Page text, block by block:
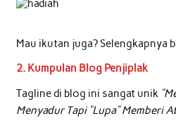
Mau ikutan juga? Selengkapnya
2. Kumpulan Blog Penjiplak
Tagline di blog ini sangat unik
Menyadur Tapi “Lupa” Memberi